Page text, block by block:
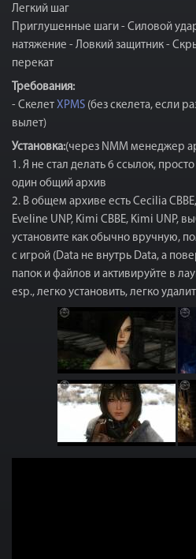
Легкий шаг
Приглушенные шаги - Силовой
натяжение - Ловкий защитник -
перекат
Требования:
- Скелет XPMS (без скелета, если
вылет)
Установка:(через NMM менеджер
1. Я не стал делать 6 ссылок,
один общий архив
2. В общем архиве есть Cecilia
Eveline UNP, Kimi CBBE, Kimi UNP,
установите как обычно вручную,
с игрой (Data не внутрь Data, а
папок и файлов и активируйте в
esp., легко установить, легко